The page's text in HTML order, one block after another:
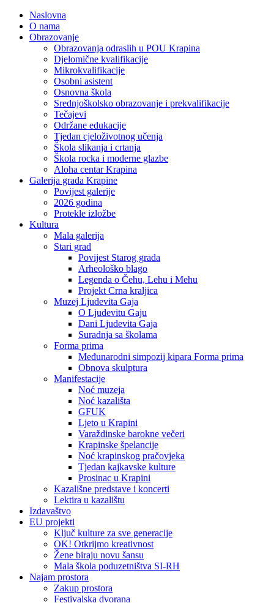
Naslovna
O nama
Obrazovanje
Obrazovanja odraslih u POU Krapina
Djelomične kvalifikacije
Mikrokvalifikacije
Osobni asistent
Osnovna škola
Srednjoškolsko obrazovanje i prekvalifikacije
Tečajevi
Održane edukacije
Tjedan cjeloživotnog učenja
Škola slikanja i crtanja
Škola rocka i moderne glazbe
Aloha centar Krapina
Galerija grada Krapine
Povijest galerije
2026 godina
Protekle izložbe
Kultura
Mala galerija
Stari grad
Povijest Starog grada
Arheološko blago
Legenda o Čehu, Lehu i Mehu
Projekt Crna kraljica
Muzej Ljudevita Gaja
O Ljudevitu Gaju
Dani Ljudevita Gaja
Suradnja sa školama
Forma prima
Međunarodni simpozij kipara Forma prima
Obnova skulptura
Manifestacije
Noć muzeja
Noć kazališta
GFUK
Ljeto u Krapini
Varaždinske barokne večeri
Krapinske špelancije
Noć krapinskog pračovjeka
Tjedan kajkavske kulture
Prosinac u Krapini
Kazališne predstave i koncerti
Lektira u kazalištu
Izdavaštvo
EU projekti
Ključ kulture za sve generacije
OK! Otkrijmo kreativnost
Žene biraju novu šansu
Mala škola poduzetništva SI-RH
Najam prostora
Zakup prostora
Festivalska dvorana